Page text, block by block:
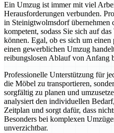
Ein Umzug ist immer mit viel
Herausforderungen verbunden.
in Steinigtwolmsdorf übernehmen
kompetent, sodass Sie sich auf
können. Egal, ob es sich um
einen gewerblichen Umzug
reibungslosen Ablauf von Anfang
Professionelle Unterstützung für
die Möbel zu transportieren,
sorgfältig zu planen und
analysiert den individuellen
Zeitplan und sorgt dafür, dass
Besonders bei komplexen
unverzichtbar.